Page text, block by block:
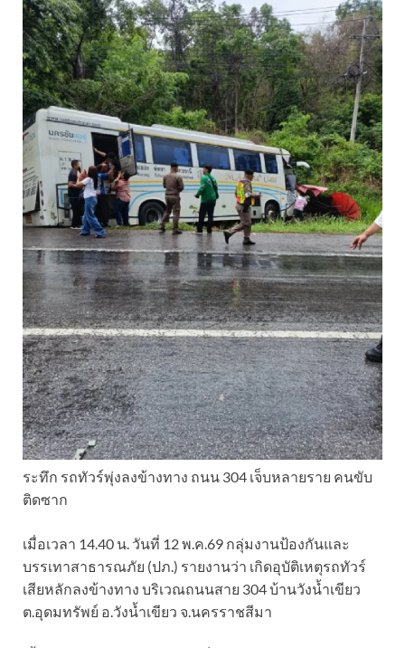
ระทึก รถทัวร์พุ่งลงข้างทาง ถนน 304 เจ็บหลายราย คนขับ
ติดซาก
เมื่อเวลา 14.40 น. วันที่ 12 พ.ค.69 กลุ่มงานป้องกันและ
บรรเทาสาธารณภัย (ปภ.) รายงานว่า เกิดอุบัติเหตุรถทัวร์
เสียหลักลงข้างทาง บริเวณถนนสาย 304 บ้านวังน้ำเขียว
ต.อุดมทรัพย์ อ.วังน้ำเขียว จ.นครราชสีมา